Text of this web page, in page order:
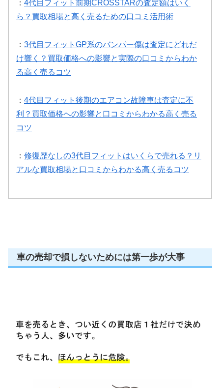
： 4代目フィット前期CROSSTARの査定額はいく
ら？買取相場と高く売るための口コミ活用術
： 3代目フィットGP系のバンパー傷は査定にどれだ
け響く？買取価格への影響と実際の口コミからわか
る高く売るコツ
： 4代目フィット後期のエアコン故障車は査定に不
利？買取価格への影響と口コミからわかる高く売る
コツ
： 修復歴なしの3代目フィットはいくらで売れる？リ
アルな買取相場と口コミからわかる高く売るコツ
車の売却で損しないためには第一歩が大事